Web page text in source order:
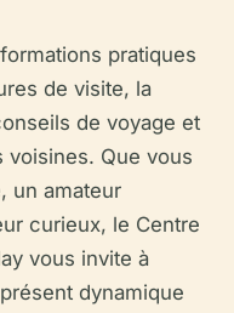
pratiques
de visite, la
de voyage et
voisines. Que vous
un amateur
curieux, le Centre
vous invite à
dynamique